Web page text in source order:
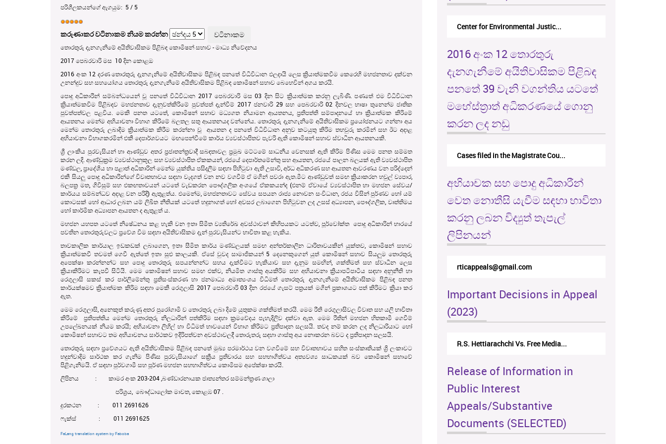
පරිශීලකයන්ගේ ඇගයුම: 5 / 5
කරුණාකර වටිනාකම නියම කරන්න
තොරතුරු දැනගැනිමේ අයිතිවාසිකම පිළිබඳ කොමිෂන් සභාව - මාධ්‍ය නිවේදනය
2017 පෙබරවාරි මස 10 දින කොළඔ
2016 අංක 12 දරණ තොරතුරු දැනගැනිමේ අයිතිවාසිකම පිළිබඳ පනතේ විධිවිධාන ඵලදායි ලෙස ක්‍රියාත්මකවීම කෙරෙහි මහජනතාව දක්වන
උනන්දුව සහ සහයෝගය තොරතුරු දැනගැනිමේ අයිතිවාසිකම පිළිබඳ කොමිෂන් සභාව බෙහෙවින් අගය කරයි.
පොදු අධිකාරීන් සම්බන්ධයෙන් වූ පනතේ විධිවිධාන 2017 පෙබරවාරි මස 03 දින සිට ක්‍රියාත්මක කරනු ලැබිණි. පණතේ එම විධිවිධාන
ක්‍රියාත්මකවිම පිළිබඳව මහජනතාව දැනුවත්කිරිමේ පුවත්පත් දැන්වීම් 2017 ජනවාරි 29 සහ පෙබරවාරි 02 දිනවල භාෂා තුනෙන්ම ජාතික
පුවත්පත්වල පළවිය. මෙකි පනත යට‍තේ, කොමිෂන් සභාව මධ්‍යගත නියාමන ආයතනය, ප්‍රතිපත්ති සම්පාදනයේ හා ක්‍රියාත්මක කිරිමේ
ආයතනය මෙන්ම අභියාචනා විභාග කිරිමේ බලතල සතු ආයතනයද වන්නේය. ‍තොරතුරු දැනගැනිමේ අයිතිවාසිකම ප්‍රයෝජනයට ගන්නා අය
මෙන්ම තොරතුරු ලබාදිම ක්‍රියාත්මක කිරීම කරන්නා වූ ආයතන ද පනතේ විධිවිධාන අනුව කටයුතු කිරිම තහවුරු කරමින් සහ ඊට අදාළ
අභියාචනා විභාගකරමින් එකී දෙපාර්ශවයට මඟපෙන්වීමේ කාර්ය ව්‍යවස්ථාපිතව පැවරි ඇති කොමිෂන් සභාව ස්වාධීන ආයතනයකි.
ශ්‍රී ලාංකිය පුරවැසියන් හා ආණ්ඩුව අතර ප්‍රජාතන්ත්‍රවාදී සබඳතාවල ප්‍රමුඛ මට්ටමේ සාධනීය වෙනසක් ඇති කි‍රිම පිණිස මෙම පනත සම්මත
කරන ලදි. ආණ්ඩුක්‍රම ව්‍යවස්ථානුකූල සහ ව්‍යවස්ථාපිත ඒකකයන්, රජයේ දෙපාර්තමේන්තු සහ ආයතන, රජයේ පාලන බලයක් ඇති ව්‍යවස්ථාපිත
මණ්ඩල, ප්‍රාදේශිය හා පළාත් අධිකාරින් මෙන්ම යුක්තිය පසිදලීම සඳහා පිහිටුවා ඇති උසාවි, අර්ධ අධිකරණ සහ ආයතන ආවරණය වන පරිද්දෙන්
එකී සියලු පොදු අධිකාරි‍න්ගේ විවෘතභාවය සඳහා වැදගත් වන නව වගවීම් ඒ මගින් පවරා ඇත.මීට ආණ්ඩුවත් සමඟ ක්‍රියාකරන හවුල් ව්‍යපාර,
බලපත්‍ර මත, ගිවිසුම් සහ එකඟතාවයන් යටතේ වැඩකරන පෞද්ගලික අංශයේ ඒකකයන්ද (එනම් ඒවායේ ව්‍යවස්ථාපිත හා මහජන සේවය/
කාර්යය සම්බන්ධව අදාළ වන පරිදි) ඇතුළත්ය. එමෙන්ම, මහජනතාවට සේවය සපයන රාජ්‍ය නොවන සංවිධාන, රජය විසින් පුර්ණව හෝ යම්
කොටසක් හෝ ආධාර ලබන යම් ලිඛිත නීතියක් යටතේ හදුනාගත් හෝ අවසර ලබාගෙන පිහිටුවන ලද උසස් අධ්‍යාපන, පෞද්ගලික, වෘත්තිමය
හෝ කාර්මික අධ්‍යාපන ආයතන ද ඇතුළත් ය.
මහජන යහපත යටතේ නිෂේධනය කළ හැකි වන ඉතා සිමීත ව්‍යතිරේඛ අවස්ථාවන් කිහිපයකට යටත්ව, පූර්වෝක්ත පොදු අධිකාරින් භා‍රයේ
පවතින තොරතුරුවලට ප්‍රවේශ විම සඳහා අයිතිවාසිකම දැන් පුරවැසියන්ට භාවිතා කළ හැකිය.
තාවකාලික කාර්යාල ඉඩකඩක් ලබාගෙන, ඉතා සීමිත කාර්ය මණ්ඩලයක් සමඟ අන්තර්කාලින ධාරිතාවයකින් යුක්තව, කොමිෂන් සභාව
ක්‍රියාත්මකවී තවමත් ගෙවී ඇත්තේ ඉතා සුළු කාලයකි. ඒසේ වුවද සාමාජිකයන් 5 දෙනෙකුගෙන් යුත් කොමිෂන් සභාව සියලුම තොරතුරු
අපෙක්ෂා කරන්නන්ට සහ පොදු තොරතුරු සපයන්නන්ට සහය දැක්වීමට හැකියාව සහ දැනුම සමඟින්, ශක්තිමත් සහ ස්වාධීන ලෙස
ක්‍රියාකිරිම‍ට කැපවී සිටියි. මෙම කොමිෂන් සභාව සමඟ එක්ව, නියමිත ගාස්තු අයකිරිම සහ අභියාචනා ක්‍රියාපටිපාටිය සඳහා අනුනීති හා
රෙගුලාසි සකස් කර පාර්ලිමේන්තු ප්‍රතිසංස්කරණ හා ජනමාධ්‍ය අමාත්‍යංශය විධිමත් තොරතුරු දැනගැනිමේ අයිතිවාසිකම පිළිබඳ පනත
කාර්යක්ෂමව ක්‍රියාත්මක කිරිම සඳහා මෙකී රෙගුලාසි 2017 පෙබරවාරි 03 දින රජයේ ගැසට් පත්‍රයක් මගින් ප්‍රකාශයට පත් කිරිමට ක්‍රියා කර
ඇත.
මෙම රෙගුලාසි, අනෙකුත් කරුණු අතර පුරෝගාමි ව තොරතුරු ලබා දිමේ යුතුකම ශක්තිමත් කරයි. මෙම රීති රෙගුලාසිවල විවෘත සහ යලි භාවිතා
කිරිමේ ප්‍රතිපත්තිය මෙන්ම තොරතුරු නිලධාරින් පත්කිරිම සඳහා ක්‍රමවේදය පැහැදිලිව දක්වා ඇත. මෙම රීතින් මහජන හිතකාමී ගෙවීම්
උපලේඛනයක් නියම කරයි; අභියාචනා ලිහිල් හා විධිමත් භාවයෙන් විභාග කිරිමට ප්‍රතිපාදන සලසයි. තවද නම් කරන ලද නිලධාරියාට හෝ
කොමිෂන් සභාවට තම අභියාචනය සාර්ථකව ඉදිරිපත්වන අවස්ථාවලදී තොරුතරු සඳහා ගාස්තු අය නොකරන බවට ද ප්‍රතිපාදන සලසයි.
තොරතුරු සඳහා ප්‍රවේශයට ඇති අයිතිවාසිකම පිළිබඳ පනතේ මුඛ්‍ය පරමාර්ථය වන වගවිමේ සහ විවෘතභාවය සහිත සංස්කෘතියක් ශ්‍රි ලංකාවට
හදුන්වාදිම සාර්ථක කර ගැනිම පිණිස පුරවැසියාගේ සක්‍රීය ප්‍රතිචාරය සහ සහභාගිත්වය අත්‍යවශ්‍ය සාධකයක් බව කොමිෂන් සභාවේ
පිළිගැනිමයි. ඒ සඳහා පුර්වගාමී සහ පූර්ණ මහජන සහභාගිත්වය කොමිසම අපේක්ෂා කරයි.
ලිපිනය : කාමර අංක 203-204 ,බණ්ඩාරනායක ජාත්‍යන්තර සම්මන්ත්‍රණ ශාලා
පරිශ්‍රය, බෞද්ධාලෝක මාවත, කොළඹ 07 .
දුරකථන : 011 2691626
ෆැක්ස් : 011 2691625
FaLang translation system by Faboba
Center for Environmental Justic...
2016 අංක 12 තොරතුරු
දැනගැනීමේ අයිතිවාසිකම පිළිබඳ
පනතේ 39 වැනි වගන්තිය යටතේ
මහේස්ත්‍රාත් අධිකරණයේ ගොනු
කරන ලද නඩු
Cases filed in the Magistrate Cou...
අභියාචක සහ පොදු අධිකාරීන්
වෙත නොතීසි යැවීම සඳහා භාවිතා
කරනු ලබන විද්‍යුත් තැපැල්
ලිපිනයන්
rticappeals@gmail.com
Important Decisions in Appeal
(2023)
R.S. Hettiarachchi Vs. Free Media...
Release of Information in
Public Interest
Appeals/Substantive
Documents (SELECTED)